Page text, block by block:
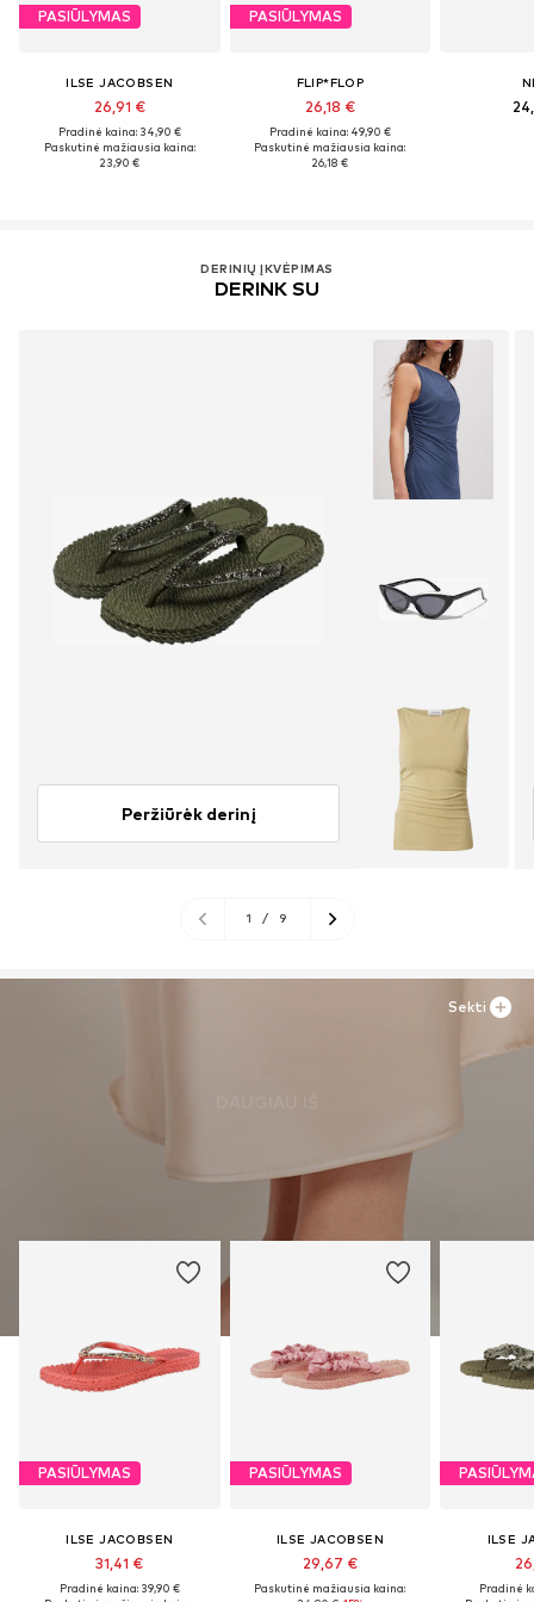
PASIŪLYMAS
ILSE JACOBSEN
26,91 €
Pradinė kaina: 34,90 €
Paskutinė mažiausia kaina:
23,90 €
PASIŪLYMAS
FLIP*FLOP
26,18 €
Pradinė kaina: 49,90 €
Paskutinė mažiausia kaina:
26,18 €
DERINIŲ ĮKVĖPIMAS
DERINK SU
Peržiūrėk derinį
1 / 9
PASIŪLYMAS
ILSE JACOBSEN
31,41 €
Pradinė kaina: 39,90 €
PASIŪLYMAS
ILSE JACOBSEN
29,67 €
Paskutinė mažiausia kaina:
ILSE
Pradinė
Sekti